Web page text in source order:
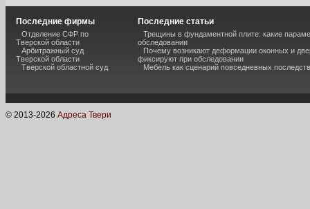
Последние фирмы
Отделение СФР по
Тверской области
Арбитражный суд
Тверской области
Тверской областной суд
Последние статьи
Трещины в фундаментной плите: какие
обследовании
Почему возникают деформации оконных и
фиксируют при обследовании
Мебель как сценарий повседневных
© 2013-2026 Адреса Твери